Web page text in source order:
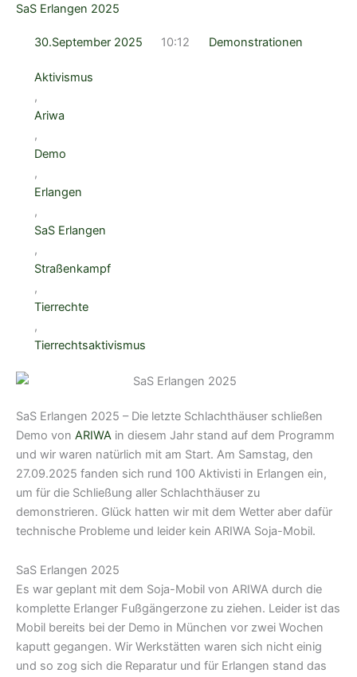
SaS Erlangen 2025
30.September 2025 10:12 Demonstrationen
Aktivismus
,
Ariwa
,
Demo
,
Erlangen
,
SaS Erlangen
,
Straßenkampf
,
Tierrechte
,
Tierrechtsaktivismus
SaS Erlangen 2025 – Die letzte Schlachthäuser schließen
Demo von ARIWA in diesem Jahr stand auf dem Programm
und wir waren natürlich mit am Start. Am Samstag, den
27.09.2025 fanden sich rund 100 Aktivisti in Erlangen ein,
um für die Schließung aller Schlachthäuser zu
demonstrieren. Glück hatten wir mit dem Wetter aber dafür
technische Probleme und leider kein ARIWA Soja-Mobil.
SaS Erlangen 2025
Es war geplant mit dem Soja-Mobil von ARIWA durch die
komplette Erlanger Fußgängerzone zu ziehen. Leider ist das
Mobil bereits bei der Demo in München vor zwei Wochen
kaputt gegangen. Wir Werkstätten waren sich nicht einig
und so zog sich die Reparatur und für Erlangen stand das